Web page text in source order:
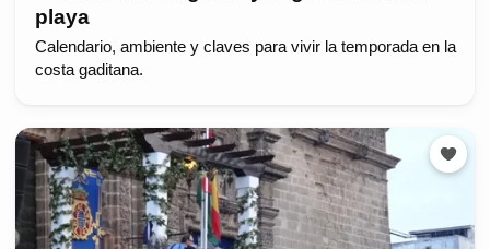
playa
Calendario, ambiente y claves para vivir la temporada en la
costa gaditana.